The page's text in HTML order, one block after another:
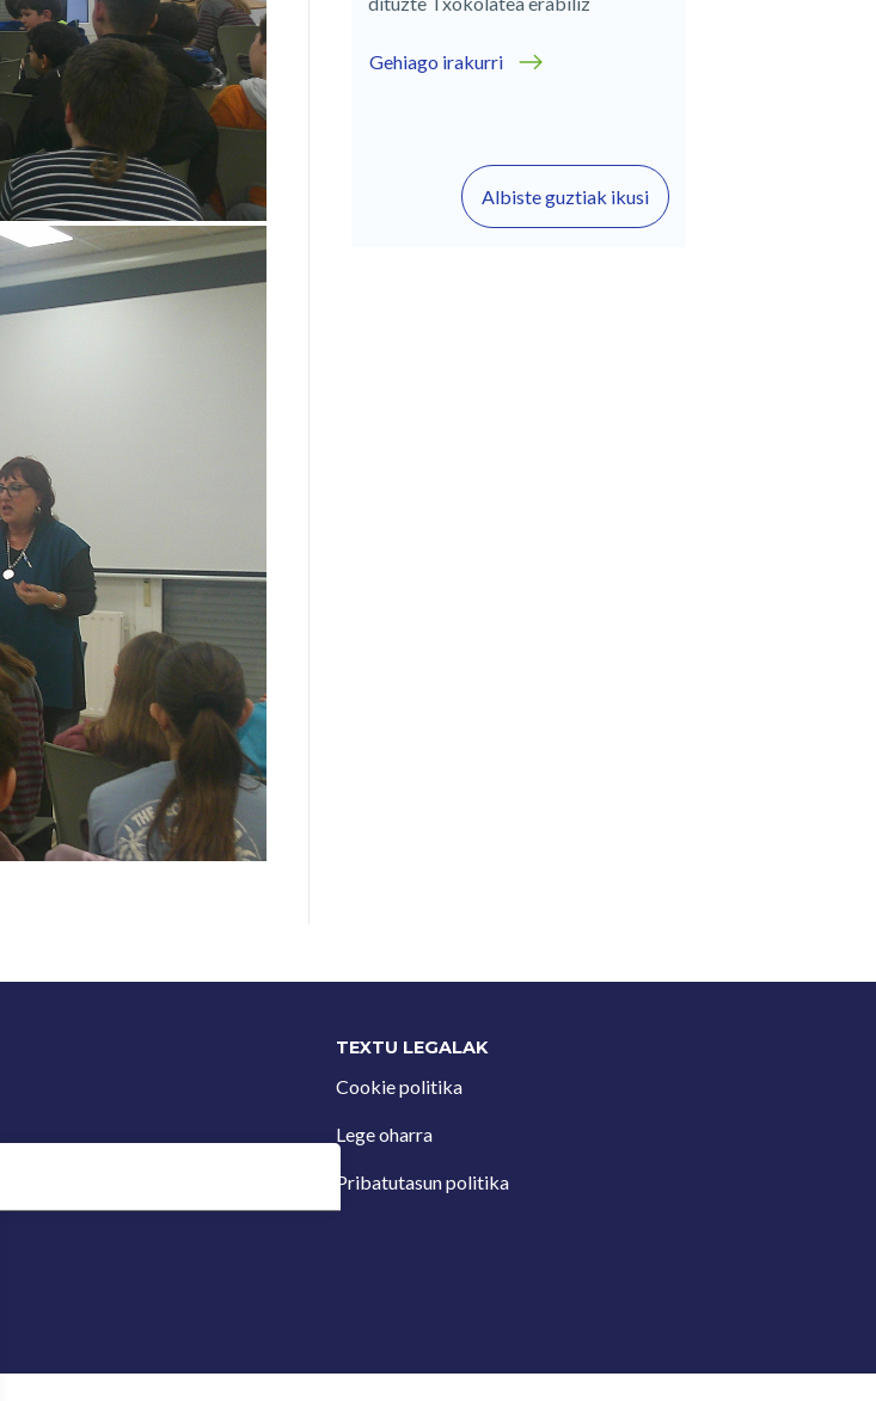
Gehiago irakurri
Albiste guztiak ikusi
TEXTU LEGALAK
Cookie politika
Lege oharra
Pribatutasun politika